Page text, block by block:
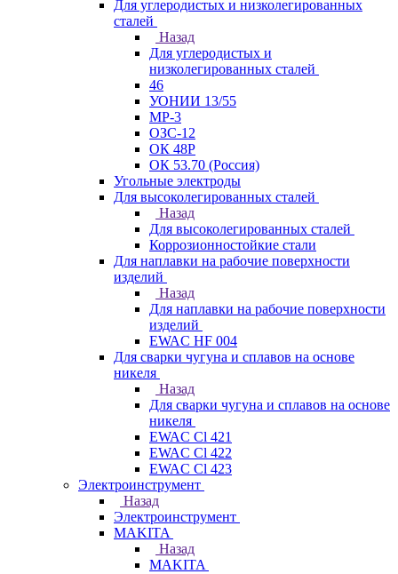
Для углеродистых и низколегированных
сталей
Назад
Для углеродистых и
низколегированных сталей
46
УОНИИ 13/55
МР-3
ОЗС-12
ОК 48Р
ОК 53.70 (Россия)
Угольные электроды
Для высоколегированных сталей
Назад
Для высоколегированных сталей
Коррозионностойкие стали
Для наплавки на рабочие поверхности
изделий
Назад
Для наплавки на рабочие поверхности
изделий
EWAC HF 004
Для сварки чугуна и сплавов на основе
никеля
Назад
Для сварки чугуна и сплавов на основе
никеля
EWAC Cl 421
EWAC Cl 422
EWAC Cl 423
Электроинструмент
Назад
Электроинструмент
МAKITA
Назад
МAKITA